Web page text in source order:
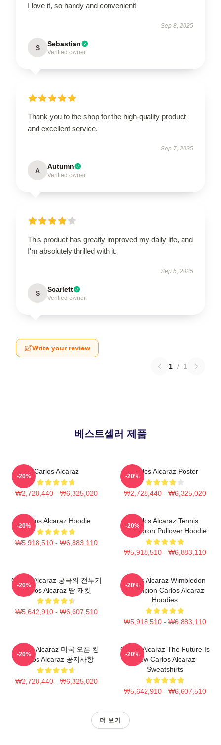
I love it, so handy and convenient!
Sep 8, 2025
S Sebastian
Verified owner
Thank you to the shop for the high-quality product
and excellent service.
Sep 7, 2025
A Autumn
Verified owner
This product has greatly improved my daily life, and
I'm absolutely thrilled with it.
Sep 5, 2025
S Scarlett
Verified owner
Write your review
1 / 1
베스트셀러 제품
Carlos Alcaraz
₩2,728,440 - ₩6,325,020
-20%
Carlos Alcaraz Poster
₩2,728,440 - ₩6,325,020
-20%
Carlos Alcaraz Hoodie
₩5,918,510 - ₩6,883,110
-20%
Carlos Alcaraz Tennis
Champion Pullover Hoodie
₩5,918,510 - ₩6,883,110
-20%
Carlos Alcaraz 궁극의 전투기
Carlos Alcaraz 땀 재킷
₩5,642,910 - ₩6,607,510
-20%
Carlos Alcaraz Wimbledon
Champion Carlos Alcaraz
Hoodies
₩5,918,510 - ₩6,883,110
-20%
Carlos Alcaraz 미국 오픈 킹
Carlos Alcaraz 공지사항
₩2,728,440 - ₩6,325,020
-20%
Carlos Alcaraz The Future Is
Now Carlos Alcaraz
Sweatshirts
₩5,642,910 - ₩6,607,510
-20%
더 보기